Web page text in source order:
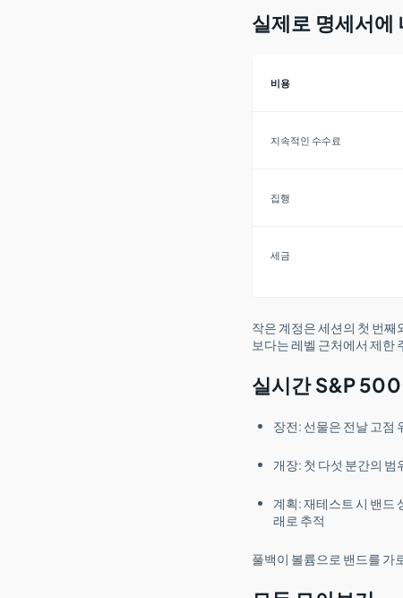
실제로 명세서에
비용
지속적인 수수료
집행
세금
작은 계정은 세션의 첫 번
보다는 레벨 근처에서 제한
실시간 S&P 500
장전: 선물은 전날 고점
개장: 첫 다섯 분간의 범
계획: 재테스트 시 밴드
래로 추적
풀백이 볼륨으로 밴드를 가